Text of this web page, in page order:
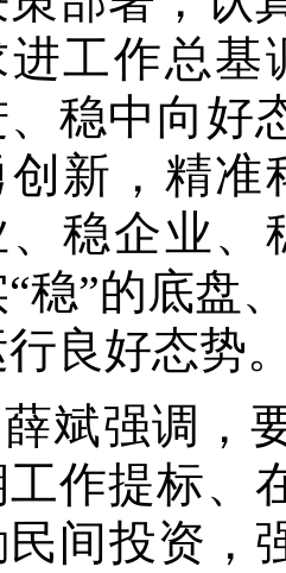
进工作总基
、稳中向好
创新，精
、稳企业、
“稳”的底盘
良好态势
薛斌强调，
工作提标、
民间投资，